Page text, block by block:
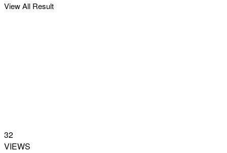
View All Result
32
VIEWS